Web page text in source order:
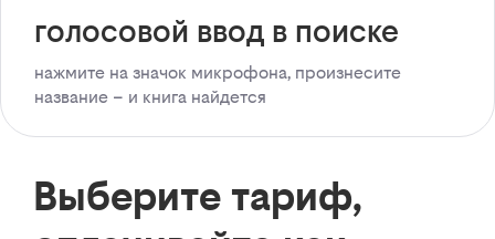
голосовой ввод в поиске
нажмите на значок микрофона, произнесите
название – и книга найдется
Выберите тариф,